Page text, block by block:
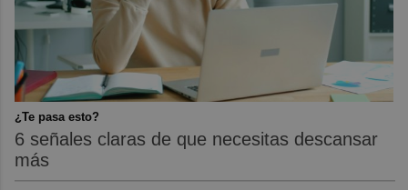
¿Te pasa esto?
6 señales claras de que necesitas descansar
más